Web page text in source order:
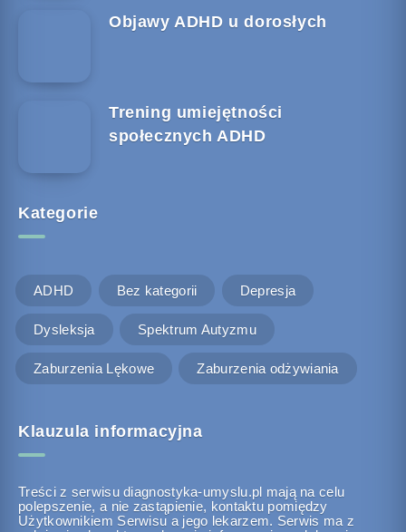
Objawy ADHD u dorosłych
Trening umiejętności
społecznych ADHD
Kategorie
ADHD Bez kategorii Depresja
Dysleksja Spektrum Autyzmu
Zaburzenia Lękowe Zaburzenia odżywiania
Klauzula informacyjna
Treści z serwisu diagnostyka-umyslu.pl mają na celu
polepszenie, a nie zastąpienie, kontaktu pomiędzy
Użytkownikiem Serwisu a jego lekarzem. Serwis ma z